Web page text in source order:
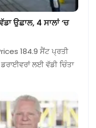
ਉਛਾਲ, 4 ਸਾਲਾਂ ‘ਚ
184.9 ਸੈਂਟ ਪ੍ਰਤੀ
ਲਈ ਵੱਡੀ ਚਿੰਤਾ